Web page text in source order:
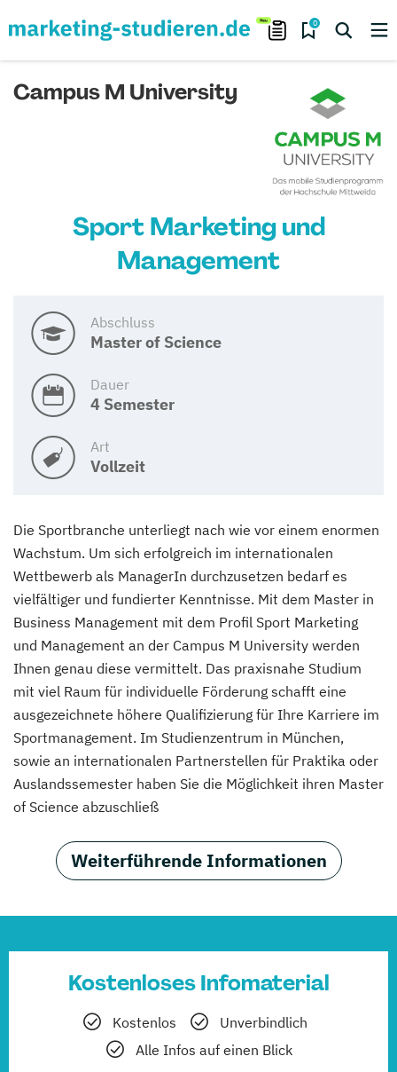
0
Campus M University
Sport Marketing und
Management
Abschluss
Master of Science
Dauer
4 Semester
Art
Vollzeit
Die Sportbranche unterliegt nach wie vor einem enormen
Wachstum. Um sich erfolgreich im internationalen
Wettbewerb als ManagerIn durchzusetzen bedarf es
vielfältiger und fundierter Kenntnisse. Mit dem Master in
Business Management mit dem Profil Sport Marketing
und Management an der Campus M University werden
Ihnen genau diese vermittelt. Das praxisnahe Studium
mit viel Raum für individuelle Förderung schafft eine
ausgezeichnete höhere Qualifizierung für Ihre Karriere im
Sportmanagement. Im Studienzentrum in München,
sowie an internationalen Partnerstellen für Praktika oder
Auslandssemester haben Sie die Möglichkeit ihren Master
of Science abzuschließ
Weiterführende Informationen
Kostenloses Infomaterial
Kostenlos
Unverbindlich
Alle Infos auf einen Blick